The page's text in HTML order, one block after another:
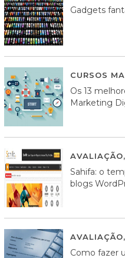
Gadgets
CURSOS
Os 13
Marketing
AVALIAÇÃO,
Sahifa: o
blogs
AVALIAÇÃO,
Como fazer